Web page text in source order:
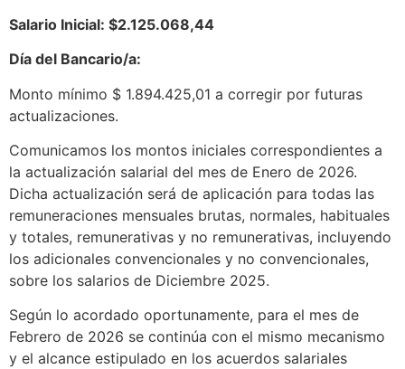
Salario Inicial: $2.125.068,44
Día del Bancario/a:
Monto mínimo $ 1.894.425,01 a corregir por futuras
actualizaciones.
Comunicamos los montos iniciales correspondientes a
la actualización salarial del mes de Enero de 2026.
Dicha actualización será de aplicación para todas las
remuneraciones mensuales brutas, normales, habituales
y totales, remunerativas y no remunerativas, incluyendo
los adicionales convencionales y no convencionales,
sobre los salarios de Diciembre 2025.
Según lo acordado oportunamente, para el mes de
Febrero de 2026 se continúa con el mismo mecanismo
y el alcance estipulado en los acuerdos salariales